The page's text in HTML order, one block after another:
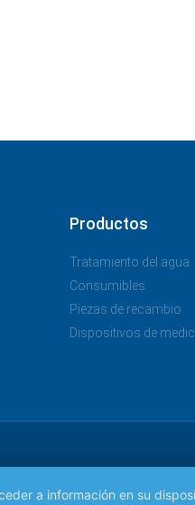
Productos
Tratamiento del agua
Consumibles
Piezas de recambio
Dispositivos de
a información en su